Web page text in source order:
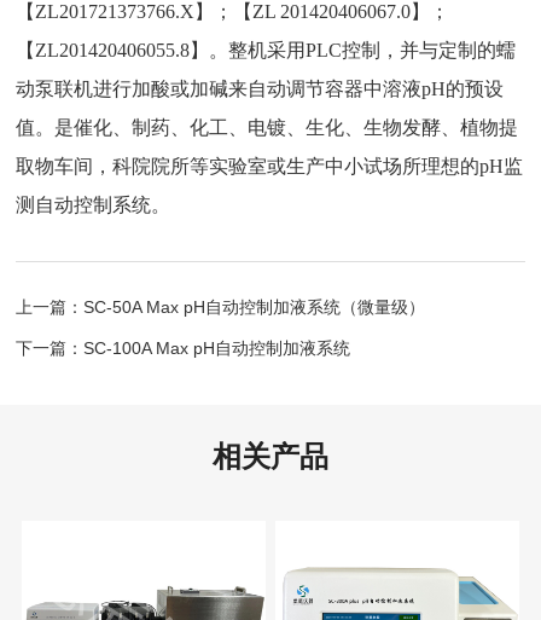
【ZL201721373766.X】；【ZL 201420406067.0】；
【ZL201420406055.8】。整机采用PLC控制，并与定制的蠕
动泵联机进行加酸或加碱来自动调节容器中溶液pH的预设
值。是催化、制药、化工、电镀、生化、生物发酵、植物提
取物车间，科院院所等实验室或生产中小试场所理想的pH监
测自动控制系统。
上一篇：SC-50A Max pH自动控制加液系统（微量级）
下一篇：SC-100A Max pH自动控制加液系统
相关产品